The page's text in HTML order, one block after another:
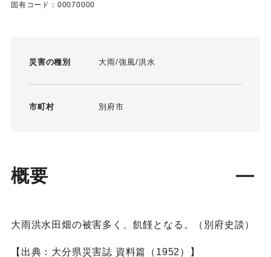
固有コード：00070000
災害の種別 大雨 強風 洪水
市町村 別府市
概要
大雨洪水田畑の被害多く、飢饉となる。（別府史談）
【出典：大分県災害誌 資料篇（1952）】